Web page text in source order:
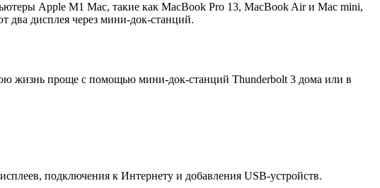
Apple M1 Mac, такие как MacBook Pro 13, MacBook Air и Mac mini,
дисплея через мини-док-станций.
жизнь проще с помощью мини-док-станций Thunderbolt 3 дома или в
подключения к Интернету и добавления USB-устройств.